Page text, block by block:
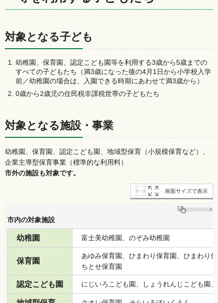
対象となる子ども
幼稚園、保育園、認定こども園等を利用する3歳から5歳までの
すべての子どもたち（満3歳になった後の4月1日から小学校入学
前／幼稚園の場合は、入園できる時期にあわせて満3歳から）
0歳から2歳児の住民税非課税世帯の子どもたち
対象となる施設・事業
幼稚園、保育園、認定こども園、地域型保育（小規模保育など）、
企業主導型保育事業（標準的な利用料）
市外の施設も対象です。
画面サイズで表示
市内の対象施設
幼稚園 富士美幼稚園、のぞみ幼稚園
保育園
あゆみ保育園、ひまわり保育園、ひまわり
ちとせ保育園
認定こども園 にじいろこども園、しょうれんじこども園